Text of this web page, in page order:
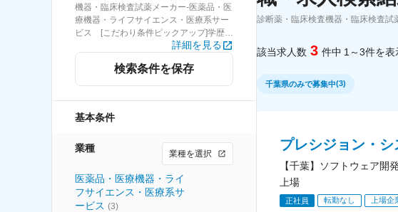
機器・臨床検査試薬メーカー-医薬品・医
療機器・ライフサイエンス・医療系サー
ビス [こだわり条件ピックアップ]学歴不
問 [詳細条件](募集・採用情報)学歴不問
詳細を見る
検索条件を保存
基本条件
業種 業種を選択
医薬品・医療機器・ライ
フサイエンス・医療系サ
ービス (3)
診断薬・臨床検査機器・臨床検査試
該当求人数 3 件中 1～3件を表
千葉県のみで募集中(3)
プレシジョン・
【千葉】ソフトウェア
上場
正社員 転勤なし 上場企